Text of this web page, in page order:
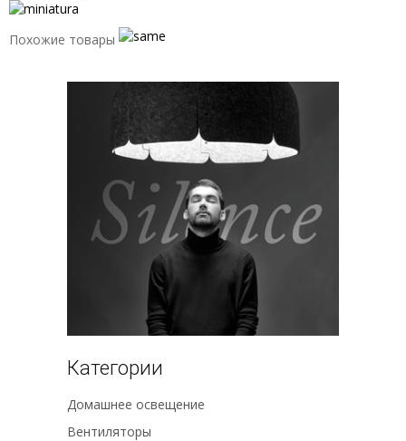
Похожие товары
Категории
Домашнее освещение
Вентиляторы